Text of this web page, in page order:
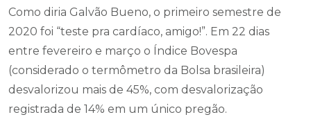
Como diria Galvão Bueno, o primeiro semestre de
2020 foi “teste pra cardíaco, amigo!”. Em 22 dias
entre fevereiro e março o Índice Bovespa
(considerado o termômetro da Bolsa brasileira)
desvalorizou mais de 45%, com desvalorização
registrada de 14% em um único pregão.